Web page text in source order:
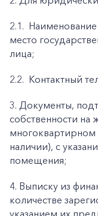
2.1.
место
лица;
2.2. Контактный
3. Документы,
собственности
наличии), с
помещения;
4. Выписку из
количестве
указанием их